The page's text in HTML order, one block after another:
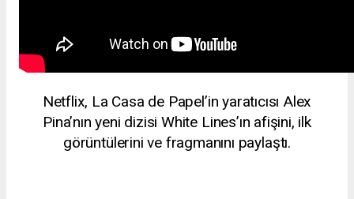
Netflix, La Casa de Papel’in yaratıcısı Alex
Pina’nın yeni dizisi White Lines’ın afişini, ilk
görüntülerini ve fragmanını paylaştı.